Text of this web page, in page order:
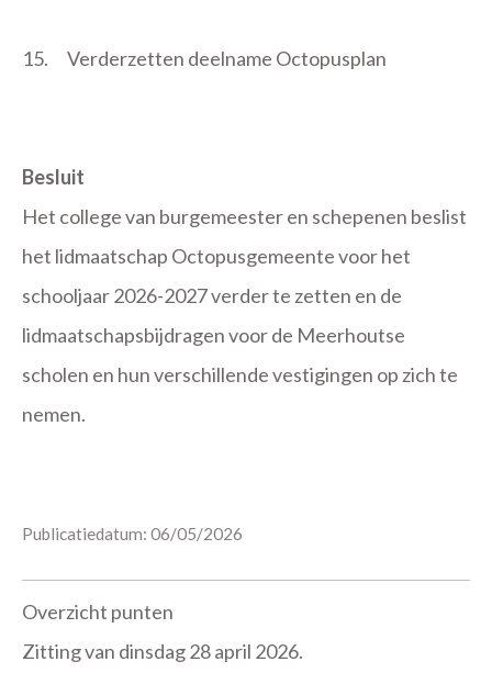
15. Verderzetten deelname Octopusplan
Besluit
Het college van burgemeester en schepenen beslist
het lidmaatschap Octopusgemeente voor het
schooljaar 2026-2027 verder te zetten en de
lidmaatschapsbijdragen voor de Meerhoutse
scholen en hun verschillende vestigingen op zich te
nemen.
Publicatiedatum: 06/05/2026
Overzicht punten
Zitting van dinsdag 28 april 2026.